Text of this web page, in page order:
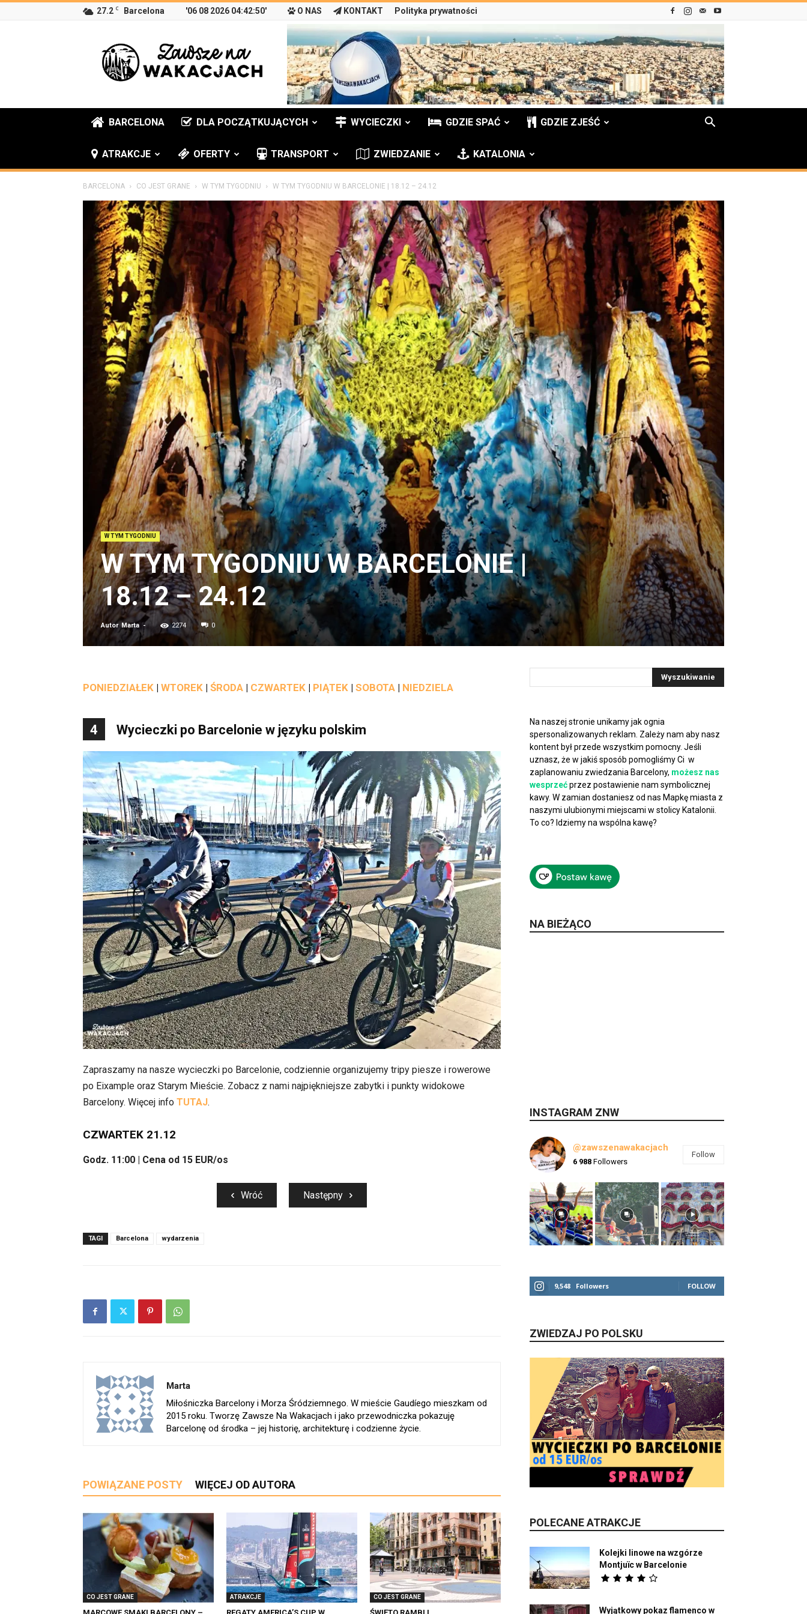
27.2 C Barcelona '06 08 2026 04:42:50' O NAS KONTAKT Polityka prywatności
Zawsze
na
wakacjach
BARCELONA DLA POCZĄTKUJĄCYCH WYCIECZKI GDZIE SPAĆ GDZIE ZJEŚĆ
ATRAKCJE OFERTY TRANSPORT ZWIEDZANIE KATALONIA
BARCELONA CO JEST GRANE W TYM TYGODNIU W TYM TYGODNIU W BARCELONIE | 18.12 – 24.12
W TYM TYGODNIU
W TYM TYGODNIU W BARCELONIE |
18.12 – 24.12
Autor Marta - 2274 0
PONIEDZIAŁEK | WTOREK | ŚRODA | CZWARTEK | PIĄTEK | SOBOTA | NIEDZIELA
4 Wycieczki po Barcelonie w języku polskim
Zapraszamy na nasze wycieczki po Barcelonie, codziennie organizujemy tripy piesze i rowerowe
po Eixample oraz Starym Mieście. Zobacz z nami najpiękniejsze zabytki i punkty widokowe
Barcelony. Więcej info TUTAJ.
CZWARTEK 21.12
Godz. 11:00 | Cena od 15 EUR/os
Wróć Następny
TAGI Barcelona wydarzenia
Marta
Miłośniczka Barcelony i Morza Śródziemnego. W mieście Gaudíego mieszkam od
2015 roku. Tworzę Zawsze Na Wakacjach i jako przewodniczka pokazuję
Barcelonę od środka – jej historię, architekturę i codzienne życie.
POWIĄZANE POSTY WIĘCEJ OD AUTORA
CO JEST GRANE ATRAKCJE CO JEST GRANE
Na naszej stronie unikamy jak ognia
spersonalizowanych reklam. Zależy nam aby nasz
kontent był przede wszystkim pomocny. Jeśli
uznasz, że w jakiś sposób pomogliśmy Ci w
zaplanowaniu zwiedzania Barcelony, możesz nas
wesprzećprzez postawienie nam symbolicznej
kawy. W zamian dostaniesz od nas Mapkę miasta z
naszymi ulubionymi miejscami w stolicy Katalonii.
To co? Idziemy na wspólna kawę?
NA BIEŻĄCO
INSTAGRAM ZNW
@zawszenawakacjach
6 988 Followers
Follow
9,548 Followers FOLLOW
ZWIEDZAJ PO POLSKU
POLECANE ATRAKCJE
Kolejki linowe na wzgórze
Montjuïc w Barcelonie
Wyjątkowy pokaz flamenco w